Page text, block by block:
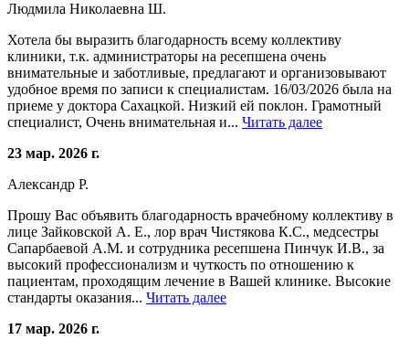
Людмила Николаевна Ш.
Хотела бы выразить благодарность всему коллективу
клиники, т.к. администраторы на ресепшена очень
внимательные и заботливые, предлагают и организовывают
удобное время по записи к специалистам. 16/03/2026 была на
приеме у доктора Сахацкой. Низкий ей поклон. Грамотный
специалист, Очень внимательная и... Читать далее
23 мар. 2026 г.
Александр Р.
Прошу Вас объявить благодарность врачебному коллективу в
лице Зайковской А. Е., лор врач Чистякова К.С., медсестры
Сапарбаевой А.М. и сотрудника ресепшена Пинчук И.В., за
высокий профессионализм и чуткость по отношению к
пациентам, проходящим лечение в Вашей клинике. Высокие
стандарты оказания... Читать далее
17 мар. 2026 г.